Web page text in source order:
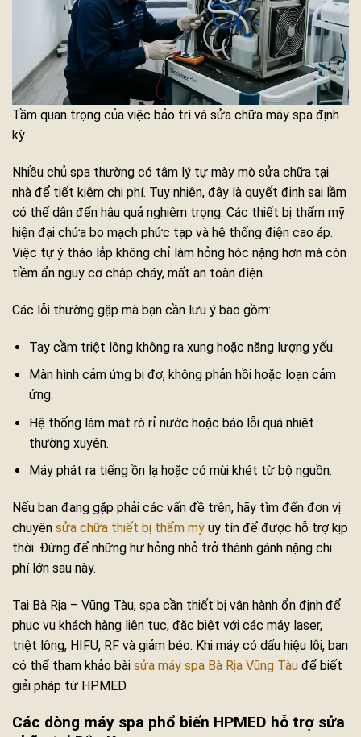
Tầm quan trọng của việc bảo trì và sửa chữa máy spa định
kỳ
Nhiều chủ spa thường có tâm lý tự mày mò sửa chữa tại
nhà để tiết kiệm chi phí. Tuy nhiên, đây là quyết định sai lầm
có thể dẫn đến hậu quả nghiêm trọng. Các thiết bị thẩm mỹ
hiện đại chứa bo mạch phức tạp và hệ thống điện cao áp.
Việc tự ý tháo lắp không chỉ làm hỏng hóc nặng hơn mà còn
tiềm ẩn nguy cơ chập cháy, mất an toàn điện.
Các lỗi thường gặp mà bạn cần lưu ý bao gồm:
Tay cầm triệt lông không ra xung hoặc năng lượng yếu.
Màn hình cảm ứng bị đơ, không phản hồi hoặc loạn cảm
ứng.
Hệ thống làm mát rò rỉ nước hoặc báo lỗi quá nhiệt
thường xuyên.
Máy phát ra tiếng ồn lạ hoặc có mùi khét từ bộ nguồn.
Nếu bạn đang gặp phải các vấn đề trên, hãy tìm đến đơn vị
chuyên sửa chữa thiết bị thẩm mỹ uy tín để được hỗ trợ kịp
thời. Đừng để những hư hỏng nhỏ trở thành gánh nặng chi
phí lớn sau này.
Tại Bà Rịa – Vũng Tàu, spa cần thiết bị vận hành ổn định để
phục vụ khách hàng liên tục, đặc biệt với các máy laser,
triệt lông, HIFU, RF và giảm béo. Khi máy có dấu hiệu lỗi, bạn
có thể tham khảo bài sửa máy spa Bà Rịa Vũng Tàu để biết
giải pháp từ HPMED.
Các dòng máy spa phổ biến HPMED hỗ trợ sửa